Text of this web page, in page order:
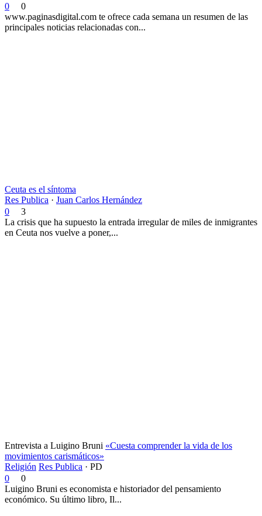
0
0
www.paginasdigital.com te ofrece cada semana un resumen de las
principales noticias relacionadas con...
Ceuta es el síntoma
Res Publica · Juan Carlos Hernández
0
3
La crisis que ha supuesto la entrada irregular de miles de inmigrantes
en Ceuta nos vuelve a poner,...
Entrevista a Luigino Bruni «Cuesta comprender la vida de los
movimientos carismáticos»
Religión Res Publica · PD
0
0
Luigino Bruni es economista e historiador del pensamiento
económico. Su último libro, Il...